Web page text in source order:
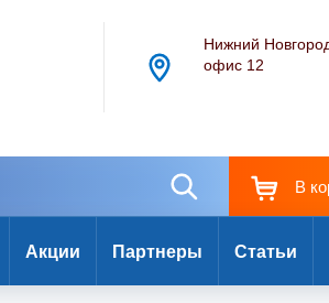
Нижний
офис 12
В
Акции Партнеры Статьи